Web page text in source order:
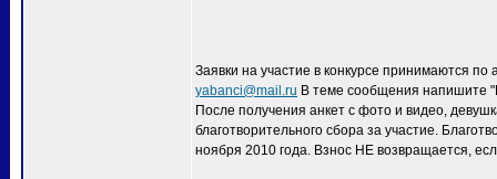
Заявки на участие в конкурсе принимаются по
yabanci@mail.ru В теме сообщения напишите
После получения анкет с фото и видео,
благотворительного сбора за участие.
ноября 2010 года. Взнос НЕ возвращается,